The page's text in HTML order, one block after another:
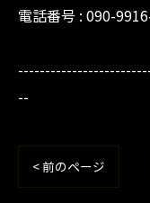
電話番号 : 090-
--
< 前のページ